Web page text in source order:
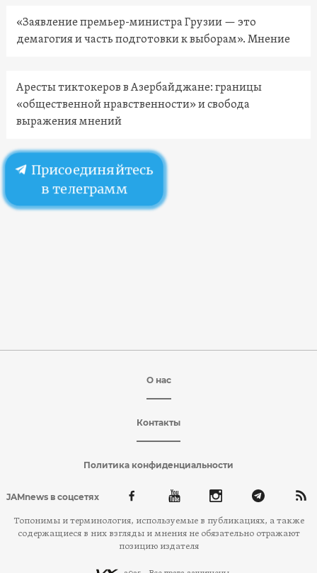
«Заявление премьер-министра Грузии — это
демагогия и часть подготовки к выборам». Мнение
Аресты тиктокеров в Азербайджане: границы
«общественной нравственности» и свобода
выражения мнений
Присоединяйтесь
в телеграмм
О нас
Контакты
Политика конфиденциальности
JAMnews в соцсетях
Топонимы и терминология, используемые в публикациях, а также
содержащиеся в них взгляды и мнения не обязательно отражают
позицию издателя